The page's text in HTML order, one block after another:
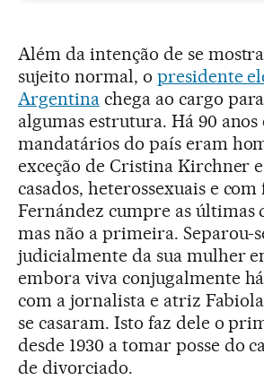
Além da intenção de se
sujeito normal, o presidente
Argentinachega ao cargo
algumas estrutura. Há 90 anos
mandatários do país eram
exceção de Cristina Kirchner
casados, heterossexuais e com
Fernández cumpre as últimas
mas não a primeira. Separou-
judicialmente da sua mulher
embora viva conjugalmente
com a jornalista e atriz
se casaram. Isto faz dele o
desde 1930 a tomar posse do
de divorciado.